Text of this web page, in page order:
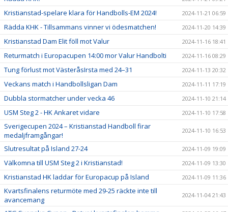
Kristianstad-spelare klara för Handbolls-EM 2024! 2024-11-21 06:59
Rädda KHK - Tillsammans vinner vi ödesmatchen! 2024-11-20 14:39
Kristianstad Dam Elit föll mot Valur 2024-11-16 18:41
Returmatch i Europacupen 14:00 mor Valur Handbolti 2024-11-16 08:29
Tung förlust mot VästeråsIrsta med 24–31 2024-11-13 20:32
Veckans match i Handbollsligan Dam 2024-11-11 17:19
Dubbla stormatcher under vecka 46 2024-11-10 21:14
USM Steg 2 - HK Ankaret vidare 2024-11-10 17:58
Sverigecupen 2024 – Kristianstad Handboll firar
medaljframgångar!
2024-11-10 16:53
Slutresultat på Island 27-24 2024-11-09 19:09
Välkomna till USM Steg 2 i Kristianstad! 2024-11-09 13:30
Kristianstad HK laddar för Europacup på Island 2024-11-09 11:36
Kvartsfinalens returmöte med 29-25 räckte inte till
avancemang
2024-11-04 21:43